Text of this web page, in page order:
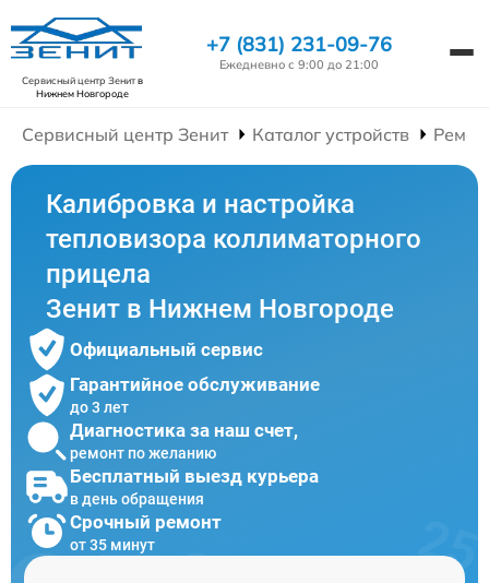
Сервисный центр Зенитв
Нижнем Новгороде
+7 (831) 231-09-76
Ежедневно с 9:00 до 21:00
Сервисный центр Зенит Каталог устройств
Калибровка и настройка
тепловизора коллиматорного
прицела
Зенит в Нижнем Новгороде
Официальный сервис
Гарантийное обслуживание
до 3 лет
Диагностика за наш счет,
ремонт по желанию
Бесплатный выезд курьера
в день обращения
Срочный ремонт
от 35 минут